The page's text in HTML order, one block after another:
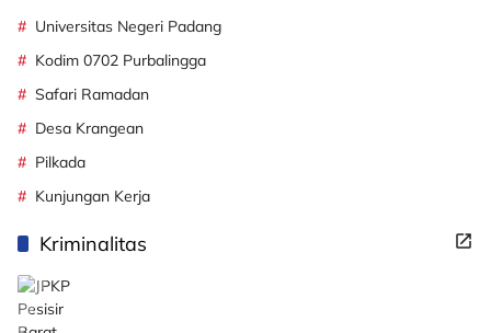
Universitas Negeri Padang
Kodim 0702 Purbalingga
Safari Ramadan
Desa Krangean
Pilkada
Kunjungan Kerja
Kriminalitas